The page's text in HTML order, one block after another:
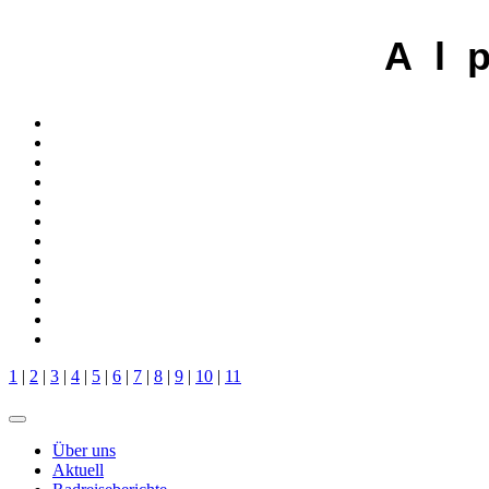
A l
1 | 2 | 3 | 4 | 5 | 6 | 7 | 8 | 9 | 10 | 11
Über uns
Aktuell